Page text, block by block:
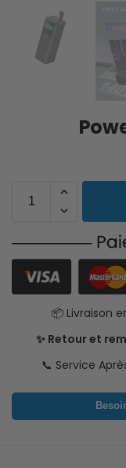
📦 Livraison
✨ Retour et
📞 Service